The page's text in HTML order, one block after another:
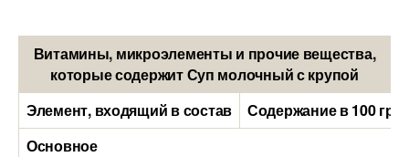
Витамины, микроэлементы и прочие вещества,
которые содержит Суп молочный с крупой
Элемент, входящий в состав
Содержание в 100
Основное